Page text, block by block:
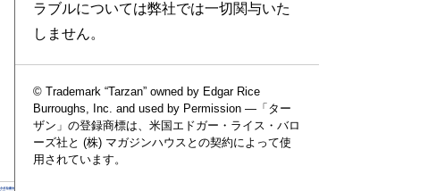
ラブルについては弊社では一切関与いた
しません。
© Trademark “Tarzan” owned by Edgar Rice
Burroughs, Inc. and used by Permission —「ター
ザン」の登録商標は、米国エドガー・ライス・バロ
ーズ社と (株) マガジンハウスとの契約によって使
用されています。